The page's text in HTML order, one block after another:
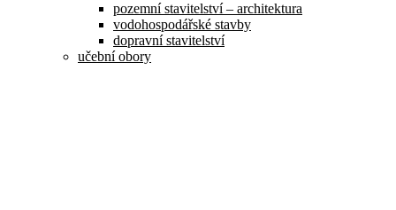
pozemní stavitelství – architektura
vodohospodářské stavby
dopravní stavitelství
učební obory